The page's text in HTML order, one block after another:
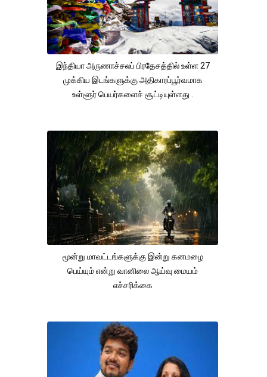
இந்தியா அருணாச்சலப் பிரதேசத்தில் உள்ள 27
முக்கிய இடங்களுக்கு அதிகாரப்பூர்வமாக
உள்ளூர் பெயர்களைச் சூட்டியுள்ளது .
மூன்று மாவட்டங்களுக்கு இன்று கனமழை
பெய்யும் என்று வானிலை ஆய்வு மையம்
எச்சரிக்கை